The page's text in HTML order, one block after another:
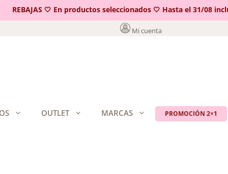
REBAJAS 🤍 En productos seleccionados 🤍 Hasta el 31/08
Mi cuenta
OUTLET MARCAS PROMOCIÓN 2×1